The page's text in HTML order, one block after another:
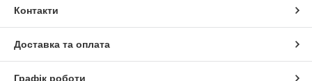
Контакти
Доставка та оплата
Графік роботи